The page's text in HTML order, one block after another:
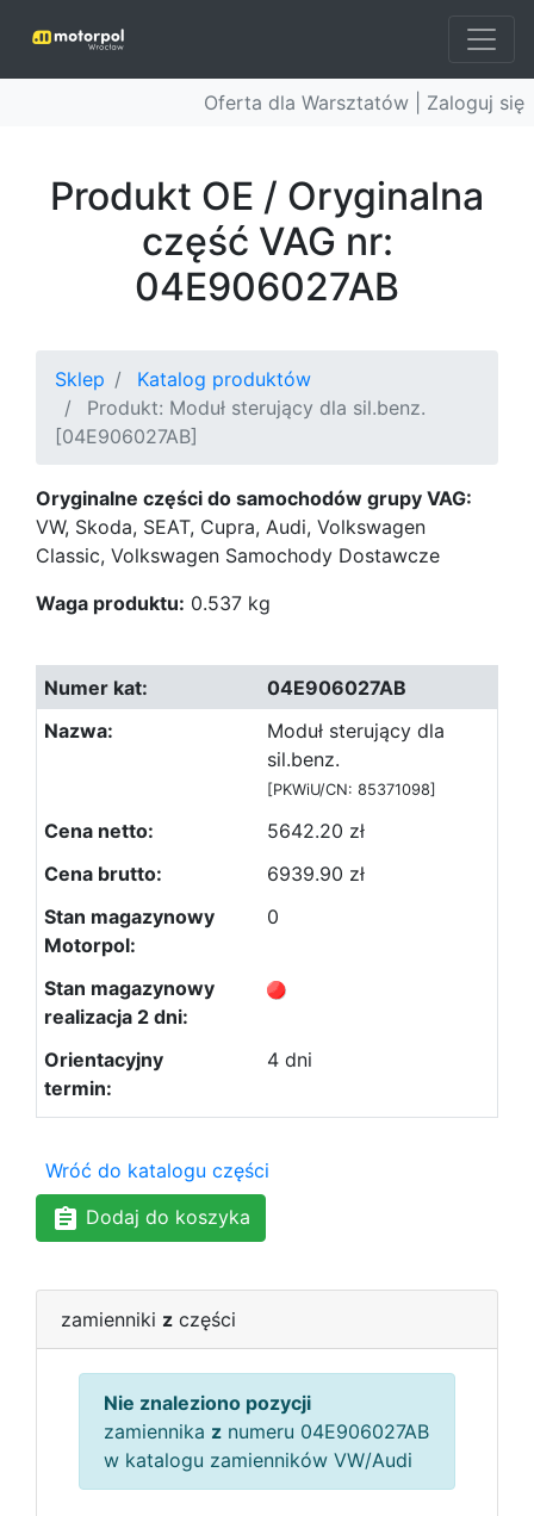
Oferta dla Warsztatów | Zaloguj się
Produkt OE / Oryginalna
część VAG nr:
04E906027AB
Sklep
Katalog produktów
Produkt: Moduł sterujący dla sil.benz.
[04E906027AB]
Oryginalne części do samochodów grupy VAG:
VW, Skoda, SEAT, Cupra, Audi, Volkswagen
Classic, Volkswagen Samochody Dostawcze
Waga produktu: 0.537 kg
04E906027AB
Moduł sterujący dla
sil.benz.
[PKWiU/CN: 85371098]
5642.20 zł
6939.90 zł
0
4 dni
Wróć do katalogu części
Dodaj do koszyka
zamienniki z części
Nie znaleziono pozycji
zamiennika z numeru 04E906027AB
w katalogu zamienników VW/Audi